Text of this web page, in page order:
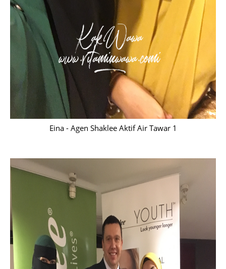
Eina - Agen Shaklee Aktif Air Tawar 1